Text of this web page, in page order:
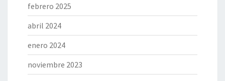
febrero 2025
abril 2024
enero 2024
noviembre 2023